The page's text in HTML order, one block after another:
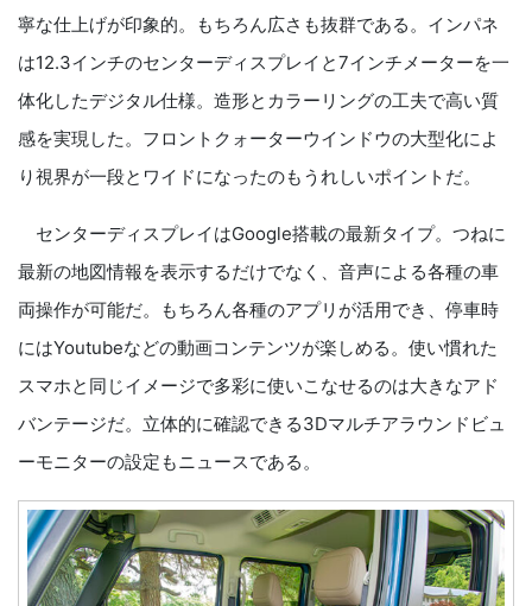
寧な仕上げが印象的。もちろん広さも抜群である。インパネ
は12.3インチのセンターディスプレイと7インチメーターを一
体化したデジタル仕様。造形とカラーリングの工夫で高い質
感を実現した。フロントクォーターウインドウの大型化によ
り視界が一段とワイドになったのもうれしいポイントだ。
センターディスプレイはGoogle搭載の最新タイプ。つねに
最新の地図情報を表示するだけでなく、音声による各種の車
両操作が可能だ。もちろん各種のアプリが活用でき、停車時
にはYoutubeなどの動画コンテンツが楽しめる。使い慣れた
スマホと同じイメージで多彩に使いこなせるのは大きなアド
バンテージだ。立体的に確認できる3Dマルチアラウンドビュ
ーモニターの設定もニュースである。